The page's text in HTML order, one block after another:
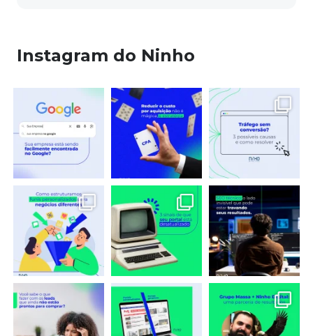
Instagram do Ninho